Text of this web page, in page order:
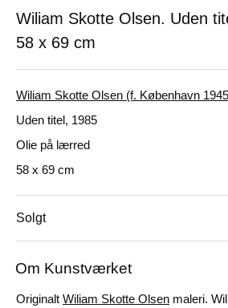
Wiliam Skotte Olsen. Uden
58 x 69 cm
Wiliam Skotte Olsen (f. København
Uden titel, 1985
Olie på lærred
58 x 69 cm
Solgt
Om Kunstværket
Originalt Wiliam Skotte Olsen maleri.